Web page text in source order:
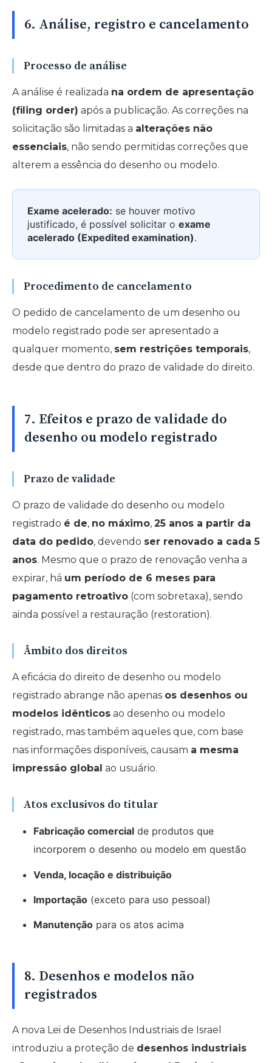
6. Análise, registro e cancelamento
Processo de análise
A análise é realizada na ordem de apresentação
(filing order) após a publicação. As correções na
solicitação são limitadas a alterações não
essenciais, não sendo permitidas correções que
alterem a essência do desenho ou modelo.
Exame acelerado: se houver motivo
justificado, é possível solicitar o exame
acelerado (Expedited examination).
Procedimento de cancelamento
O pedido de cancelamento de um desenho ou
modelo registrado pode ser apresentado a
qualquer momento, sem restrições temporais,
desde que dentro do prazo de validade do direito.
7. Efeitos e prazo de validade do
desenho ou modelo registrado
Prazo de validade
O prazo de validade do desenho ou modelo
registrado é de, no máximo, 25 anos a partir da
data do pedido, devendo ser renovado a cada 5
anos. Mesmo que o prazo de renovação venha a
expirar, há um período de 6 meses para
pagamento retroativo (com sobretaxa), sendo
ainda possível a restauração (restoration).
Âmbito dos direitos
A eficácia do direito de desenho ou modelo
registrado abrange não apenas os desenhos ou
modelos idênticos ao desenho ou modelo
registrado, mas também aqueles que, com base
nas informações disponíveis, causam a mesma
impressão global ao usuário.
Atos exclusivos do titular
Fabricação comercial de produtos que
incorporem o desenho ou modelo em questão
Venda, locação e distribuição
Importação (exceto para uso pessoal)
Manutenção para os atos acima
8. Desenhos e modelos não
registrados
A nova Lei de Desenhos Industriais de Israel
introduziu a proteção de desenhos industriais